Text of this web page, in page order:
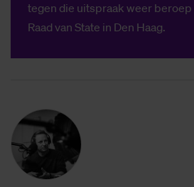
tegen die uitspraak weer
Raad van State in Den Haag.